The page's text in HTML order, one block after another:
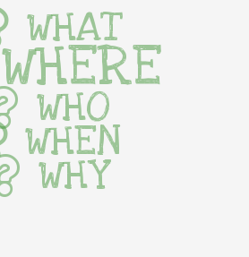
WHAT
WHERE
WHO
WHEN
WHY